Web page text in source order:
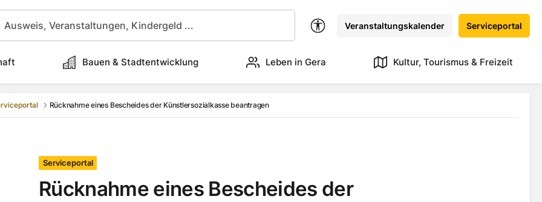
Veranstaltungskalender Serviceportal
Bauen & Stadtentwicklung Leben in Gera Kultur, Tourismus & Freizeit
Rücknahme eines Bescheides der Künstlersozialkasse beantragen
Serviceportal
Rücknahme eines Bescheides der